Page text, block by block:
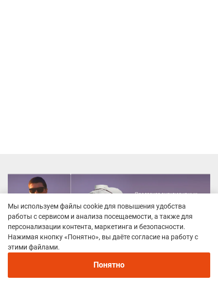
Рекомендуем
Непромокаемые кроссовки для бега зимой и
трейлраннинга 2026. Для города и
Мы используем файлы cookie для повышения удобства
работы с сервисом и анализа посещаемости, а также для
персонализации контента, маркетинга и безопасности.
Нажимая кнопку «Понятно», вы даёте согласие на работу с
этими файлами.
Понятно